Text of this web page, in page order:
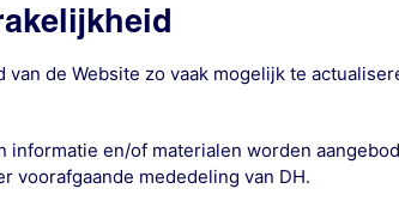
van de Website zo vaak mogelijk te
informatie en/of materialen worden
voorafgaande mededeling van DH.